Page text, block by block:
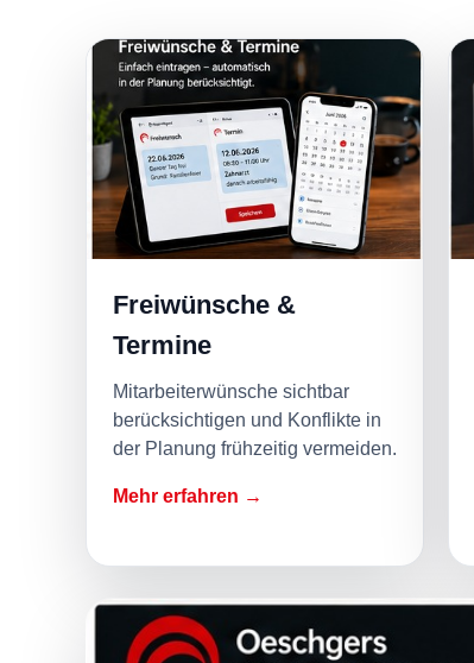
Freiwünsche &
Termine
Mitarbeiterwünsche sichtbar
berücksichtigen und Konflikte in
der Planung frühzeitig vermeiden.
Mehr erfahren →